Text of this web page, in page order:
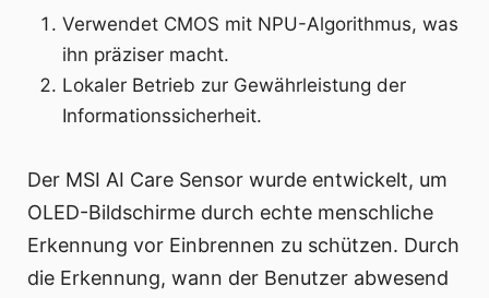
Verwendet CMOS mit NPU-Algorithmus, was
ihn präziser macht.
Lokaler Betrieb zur Gewährleistung der
Informationssicherheit.
Der MSI AI Care Sensor wurde entwickelt, um
OLED-Bildschirme durch echte menschliche
Erkennung vor Einbrennen zu schützen. Durch
die Erkennung, wann der Benutzer abwesend